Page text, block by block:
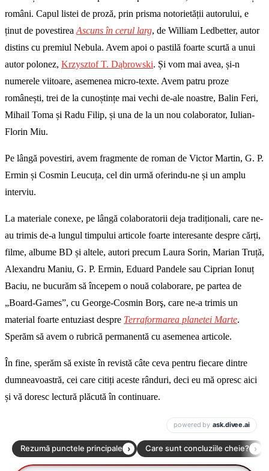
români. Capul listei de proză, prin prisma notorietății autorului, e
ținut de povestirea Ascuns în cerul larg, de William Ledbetter, autor
distins cu premiul Nebula. Avem apoi o pastilă foarte scurtă a unui
autor polonez, Krzysztof T. Dąbrowski. Și vom mai avea, și-n
numerele viitoare, asemenea micro-texte. Avem patru proze
românești, trei de la cunoștințe mai vechi de-ale noastre, Balin Feri,
Mihail Toma și Radu Filip, și una de la un nou colaborator, Iulian-
Florin Miu.
Pe lângă povestiri, avem fragmente de roman de Victor Martin, G. P.
Ermin și Cosmin Leucuța, cel din urmă oferindu-ne și un amplu
interviu.
La materiale conexe, pe lângă colaboratorii deja tradiționali, care ne-
au trimis de-a lungul timpului articole foarte interesante despre cărți,
filme, albume BD și altele, autori precum Laura Sorin, Marian Truță,
Alexandru Maniu, G. P. Ermin, Eduard Pandele sau Ciprian Ionuț
Baciu, ne bucurăm să începem o nouă colaborare, pe partea de
„Board-Games”, cu George-Cosmin Borş, care ne-a trimis un
material foarte entuziast despre Terraformarea planetei Marte.
Sperăm să avem o rubrică permanentă cu asemenea articole.
În fine, sperăm să existe în revistă câte ceva pentru fiecare dintre
dumneavoastră, cei care citiți aceste rânduri, deci eu mă opresc aici
și vă doresc lectură plăcută în continuare.